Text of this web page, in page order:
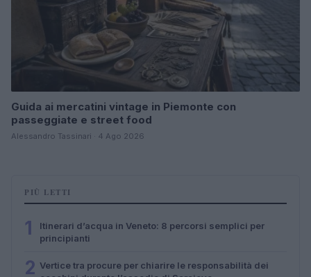
Guida ai mercatini vintage in Piemonte con
passeggiate e street food
Alessandro Tassinari · 4 Ago 2026
PIÙ LETTI
1
Itinerari d’acqua in Veneto: 8 percorsi semplici per
principianti
2 Vertice tra procure per chiarire le responsabilità dei